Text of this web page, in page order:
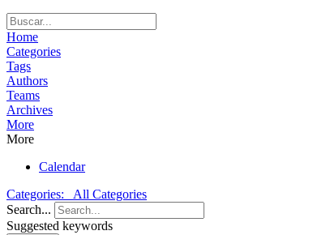
Home
Categories
Tags
Authors
Teams
Archives
More
More
Calendar
Categories:
All Categories
Search...
Suggested keywords